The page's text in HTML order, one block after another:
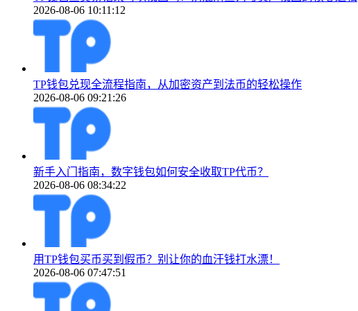
2026-08-06 10:11:12
TP钱包兑现全流程指南，从加密资产到法币的轻松操作
2026-08-06 09:21:26
新手入门指南，数字钱包如何安全收取TP代币？
2026-08-06 08:34:22
用TP钱包买币买到假币？别让你的血汗钱打水漂！
2026-08-06 07:47:51